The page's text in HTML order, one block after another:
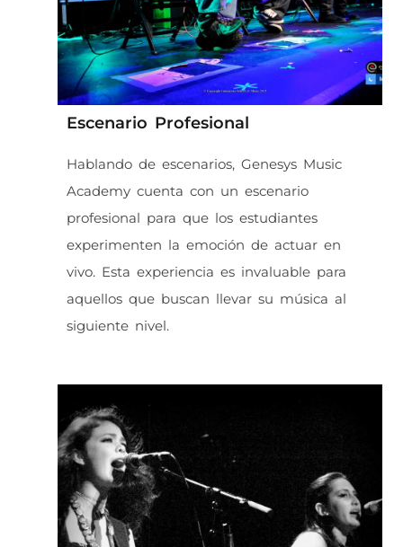
Escenario Profesional
Hablando de escenarios, Genesys Music
Academy cuenta con un escenario
profesional para que los estudiantes
experimenten la emoción de actuar en
vivo. Esta experiencia es invaluable para
aquellos que buscan llevar su música al
siguiente nivel.